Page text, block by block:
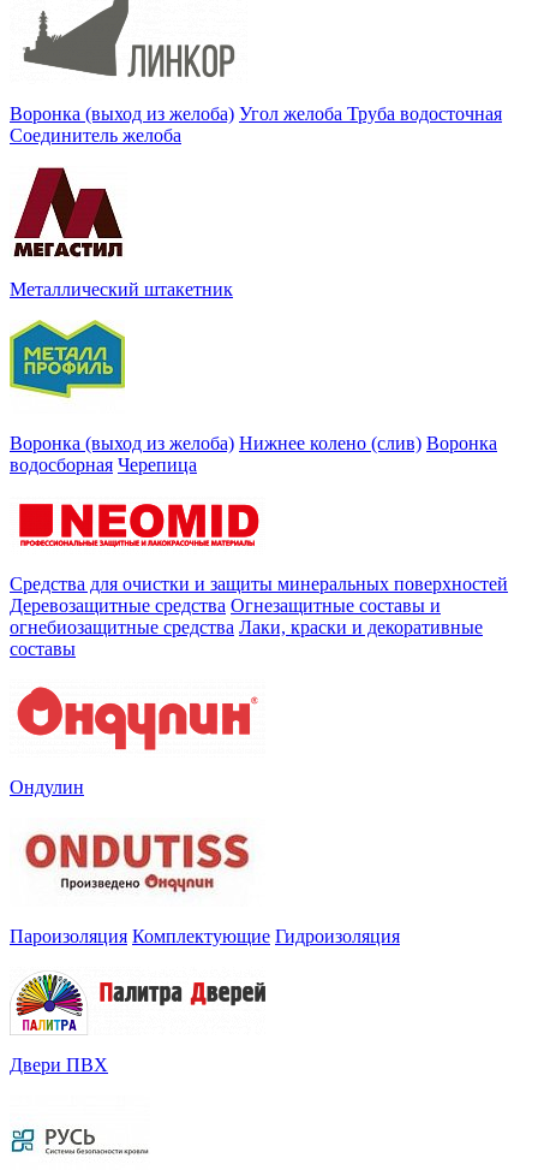
Воронка (выход из желоба) Угол желоба Труба водосточная
Соединитель желоба
Металлический штакетник
Воронка (выход из желоба) Нижнее колено (слив) Воронка
водосборная Черепица
Средства для очистки и защиты минеральных поверхностей
Деревозащитные средства Огнезащитные составы и
огнебиозащитные средства Лаки, краски и декоративные
составы
Ондулин
Пароизоляция Комплектующие Гидроизоляция
Двери ПВХ